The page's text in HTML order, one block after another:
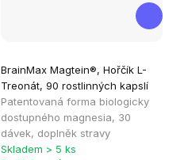
BrainMax Magtein®, Hořčík L-
Treonát, 90 rostlinných kapslí
Patentovaná forma biologicky
dostupného magnesia, 30
dávek, doplněk stravy
hodnocení
produktu
je
5,0
z
Skladem > 5 ks